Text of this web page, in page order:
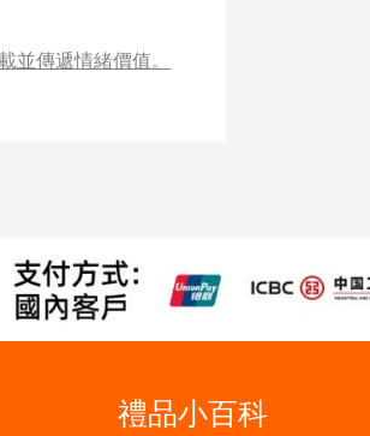
並傳遞情緒價值。
禮品小百科